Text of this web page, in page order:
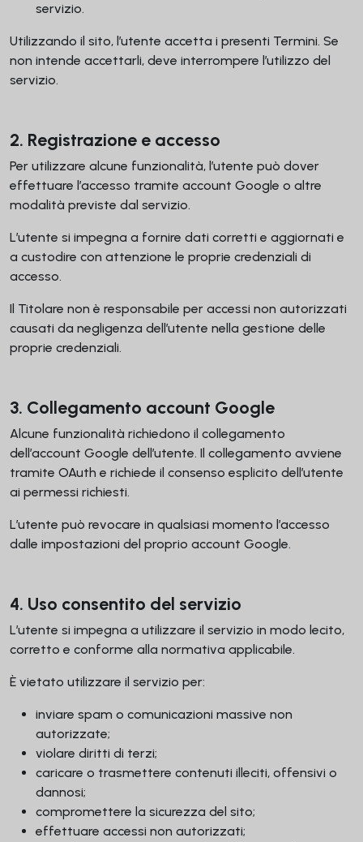
servizio.
Utilizzando il sito, l’utente accetta i presenti Termini. Se
non intende accettarli, deve interrompere l’utilizzo del
servizio.
2. Registrazione e accesso
Per utilizzare alcune funzionalità, l’utente può dover
effettuare l’accesso tramite account Google o altre
modalità previste dal servizio.
L’utente si impegna a fornire dati corretti e aggiornati e
a custodire con attenzione le proprie credenziali di
accesso.
Il Titolare non è responsabile per accessi non autorizzati
causati da negligenza dell’utente nella gestione delle
proprie credenziali.
3. Collegamento account Google
Alcune funzionalità richiedono il collegamento
dell’account Google dell’utente. Il collegamento avviene
tramite OAuth e richiede il consenso esplicito dell’utente
ai permessi richiesti.
L’utente può revocare in qualsiasi momento l’accesso
dalle impostazioni del proprio account Google.
4. Uso consentito del servizio
L’utente si impegna a utilizzare il servizio in modo lecito,
corretto e conforme alla normativa applicabile.
È vietato utilizzare il servizio per:
inviare spam o comunicazioni massive non
autorizzate;
violare diritti di terzi;
caricare o trasmettere contenuti illeciti, offensivi o
dannosi;
compromettere la sicurezza del sito;
effettuare accessi non autorizzati;